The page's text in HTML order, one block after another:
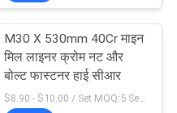
M30 X 530mm 40Cr माइन
मिल लाइनर क्रोम नट और
बोल्ट फास्टनर हाई सीआर